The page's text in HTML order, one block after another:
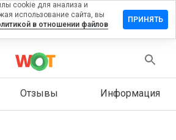
Отзывы Информация
cookie для анализа и
использование сайта, вы
в отношении файлов
ПРИНЯТЬ